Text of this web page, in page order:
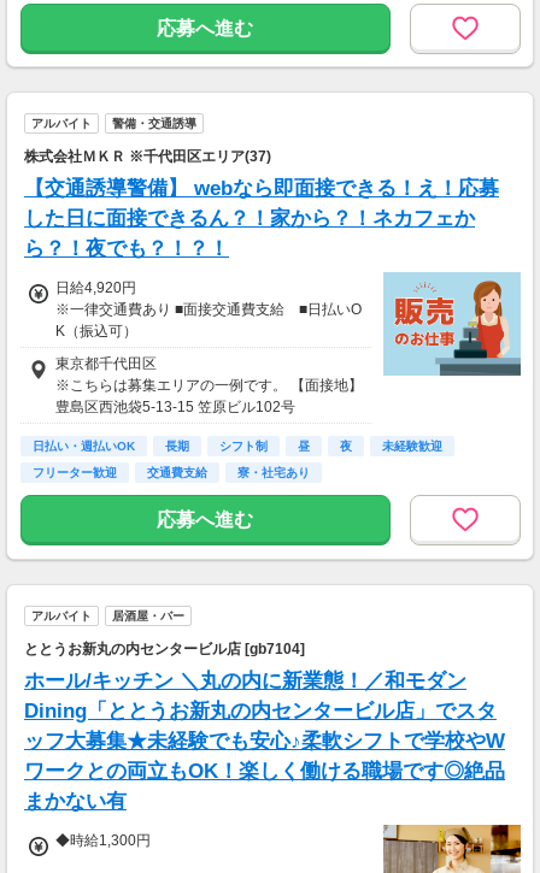
65～69歳：日勤／日給1万800円
70～79歳：日勤／日給1万500円
応募へ進む
アルバイト 警備・交通誘導
株式会社ＭＫＲ ※千代田区エリア(37)
【交通誘導警備】 webなら即面接できる！え！応募
した日に面接できるん？！家から？！ネカフェか
ら？！夜でも？！？！
日給4,920円
※一律交通費あり ■面接交通費支給 ■日払いO
K（振込可）
東京都千代田区
※こちらは募集エリアの一例です。 【面接地】
豊島区西池袋5-13-15 笠原ビル102号
日払い・週払いOK 長期 シフト制 昼 夜
未経験歓迎
フリーター歓迎
交通費支給 寮・社宅あり
応募へ進む
アルバイト 居酒屋・バー
ととうお新丸の内センタービル店 [gb7104]
ホール/キッチン ＼丸の内に新業態！／和モダン
Dining「ととうお新丸の内センタービル店」でスタ
ッフ大募集★未経験でも安心♪柔軟シフトで学校やW
ワークとの両立もOK！楽しく働ける職場です◎絶品
まかない有
◆時給1,300円